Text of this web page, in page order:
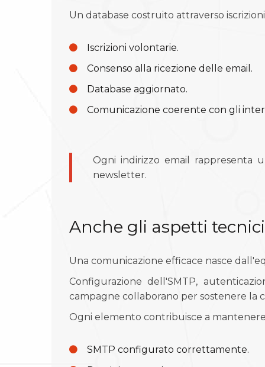
Un database costruito attraverso
Iscrizioni volontarie.
Consenso alla ricezione delle email.
Database aggiornato.
Comunicazione coerente con gli
Ogni indirizzo email
newsletter.
Anche gli aspetti
Una comunicazione efficace nasce
Configurazione dell'SMTP,
campagne collaborano per sostenere la
Ogni elemento contribuisce a
SMTP configurato correttamente.